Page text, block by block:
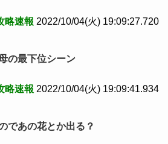
略速報 2022/10/04(火) 19:09:27.720
の最下位シーン
略速報 2022/10/04(火) 19:09:41.934
であの花とか出る？